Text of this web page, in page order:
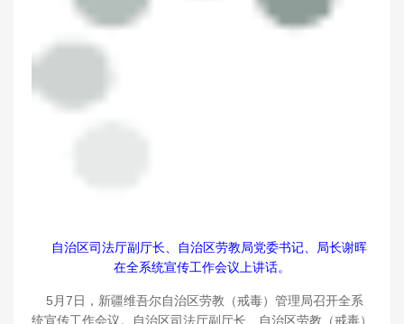
自治区司法厅副厅长、自治区劳教局党委书记、局长谢晖
在全系统宣传工作会议上讲话。
5月7日，新疆维吾尔自治区劳教（戒毒）管理局召开全系
统宣传工作会议。自治区司法厅副厅长、自治区劳教（戒毒）